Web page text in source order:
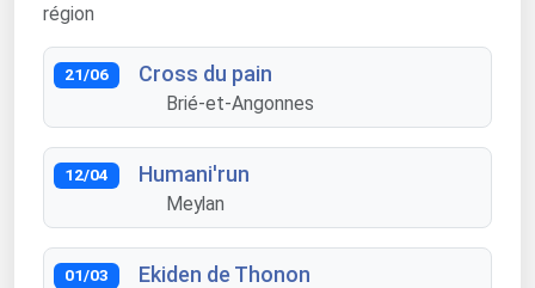
région
21/06 Cross du pain
Brié-et-Angonnes
12/04 Humani'run
Meylan
01/03 Ekiden de Thonon